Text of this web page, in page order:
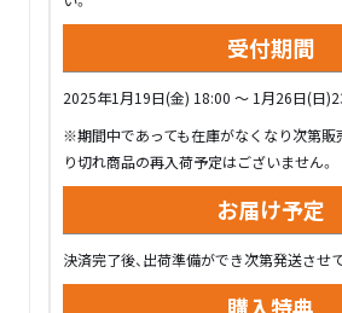
受付期間
2025年1月19日(金) 18:00 ～ 1月26日(日
※期間中であっても在庫がなくなり次第販
り切れ商品の再入荷予定はございません。
お届け予定
決済完了後、出荷準備ができ次第発送させ